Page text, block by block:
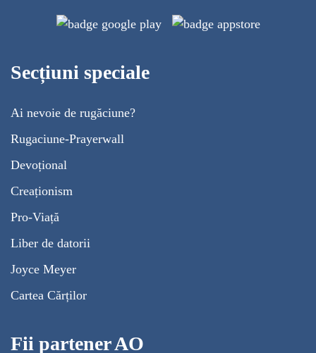
Secțiuni speciale
Ai nevoie de rugăciune?
Rugaciune-Prayerwall
Devoțional
Creaționism
Pro-Viață
Liber de datorii
Joyce Meyer
Cartea Cărților
Fii partener AO